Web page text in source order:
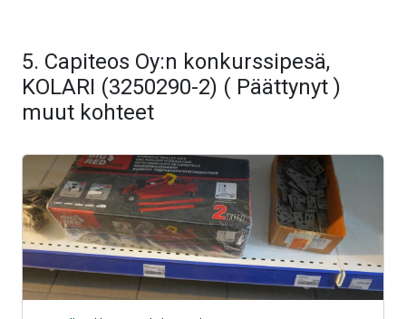
5. Capiteos Oy:n konkurssipesä,
KOLARI (3250290-2) ( Päättynyt )
muut kohteet